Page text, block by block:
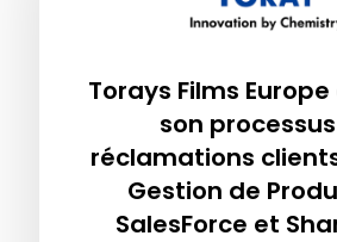
Torays Films
son
réclamations
Gestion de
SalesForce et